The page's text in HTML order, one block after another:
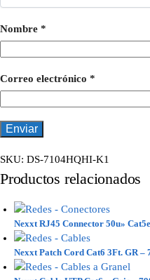
Nombre *
Correo electrónico *
SKU: DS-7104HQHI-K1
Productos relacionados
Nexxt RJ45 Connector 50u»
Nexxt Patch Cord Cat6 3Ft. GR –